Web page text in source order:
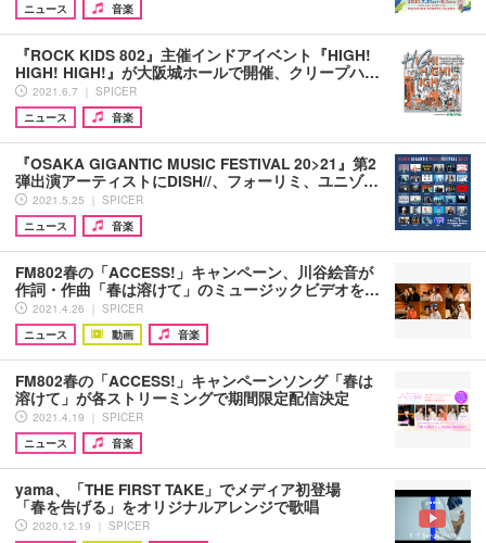
ニュース
音楽
『ROCK KIDS 802』主催インドアイベント『HIGH!
HIGH! HIGH!』が大阪城ホールで開催、クリープハ…
2021.6.7 ｜ SPICER
ニュース
音楽
『OSAKA GIGANTIC MUSIC FESTIVAL 20>21』第2
弾出演アーティストにDISH//、フォーリミ、ユニゾ…
2021.5.25 ｜ SPICER
ニュース
音楽
FM802春の「ACCESS!」キャンペーン、川谷絵音が
作詞・作曲「春は溶けて」のミュージックビデオを…
2021.4.26 ｜ SPICER
ニュース
動画 音楽
FM802春の「ACCESS!」キャンペーンソング「春は
溶けて」が各ストリーミングで期間限定配信決定
2021.4.19 ｜ SPICER
ニュース
音楽
yama、「THE FIRST TAKE」でメディア初登場
「春を告げる」をオリジナルアレンジで歌唱
2020.12.19 ｜ SPICER